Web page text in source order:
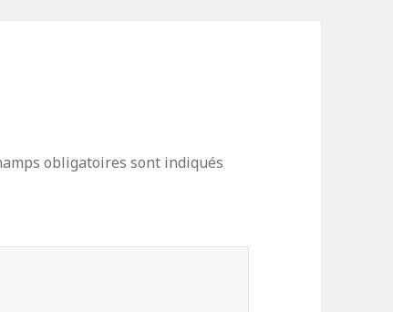
obligatoires sont indiqués